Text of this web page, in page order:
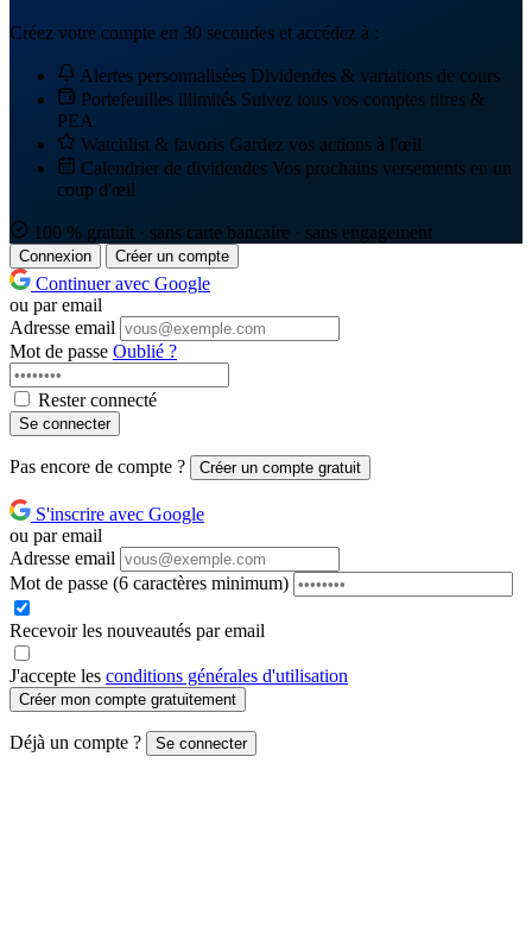
Créez votre compte en 30 secondes et accédez à :
Alertes personnalisées Dividendes & variations de cours
Portefeuilles illimités Suivez tous vos comptes titres &
PEA
Watchlist & favoris Gardez vos actions à l'œil
Calendrier de dividendes Vos prochains versements en un
coup d'œil
100 % gratuit · sans carte bancaire · sans engagement
Connexion Créer un compte
Continuer avec Google
ou par email
Adresse email
Mot de passe Oublié ?
Rester connecté
Se connecter
Pas encore de compte ? Créer un compte gratuit
S'inscrire avec Google
ou par email
Adresse email
Mot de passe (6 caractères minimum)
Recevoir les nouveautés par email
J'accepte les conditions générales d'utilisation
Créer mon compte gratuitement
Déjà un compte ? Se connecter